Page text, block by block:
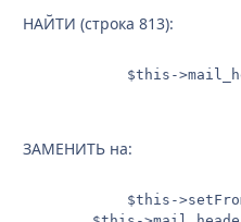
НАЙТИ (строка 813):
ЗАМЕНИТЬ на: